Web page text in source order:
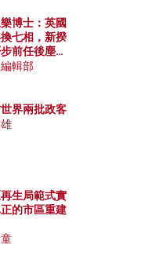
博士：英國
七相，新揆
前任後塵？
英國經濟為
輯部
界兩批政客
生局範式實
的市區重建